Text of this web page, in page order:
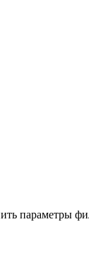
параметры